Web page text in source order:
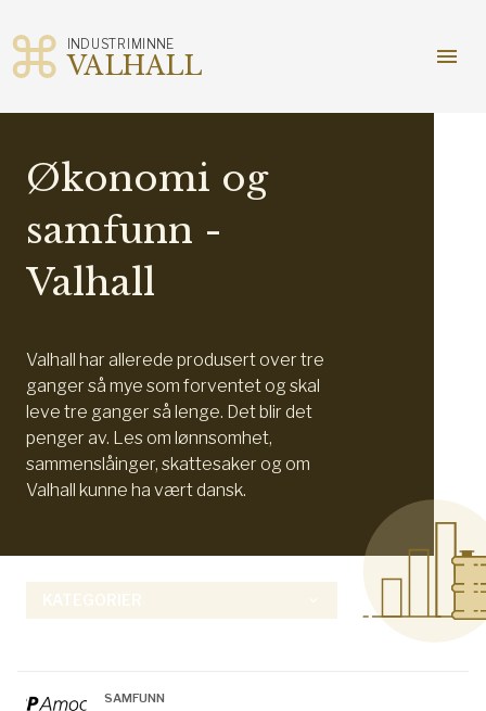
innhold
menu
INDUSTRIMINNE
VALHALL
Økonomi og
samfunn -
Valhall
Valhall har allerede produsert over tre
ganger så mye som forventet og skal
leve tre ganger så lenge. Det blir det
penger av. Les om lønnsomhet,
sammenslåinger, skattesaker og om
Valhall kunne ha vært dansk.
KATEGORIER
SAMFUNN